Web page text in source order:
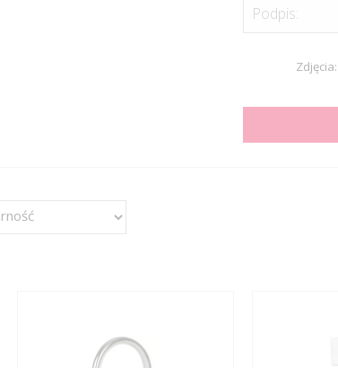
Podpis:
Zdjęcia: